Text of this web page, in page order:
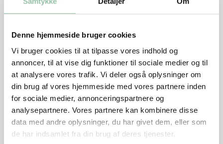
Denne hjemmeside bruger cookies
Vi bruger cookies til at tilpasse vores indhold og
annoncer, til at vise dig funktioner til sociale medier og til
at analysere vores trafik. Vi deler også oplysninger om
din brug af vores hjemmeside med vores partnere inden
for sociale medier, annonceringspartnere og
analysepartnere. Vores partnere kan kombinere disse
data med andre oplysninger, du har givet dem, eller som
de har indsamlet fra din brug af deres tjenester.
og peber.
Varm olien på en pande ved kraftig varme og læg
minuttern på.
Lad dem blive brune på den ene side, ca. 1½
minut. Vend og steg dem yderligere 1½ minut, i alt
ca. 3 minutter.
Tag kødet af panden.